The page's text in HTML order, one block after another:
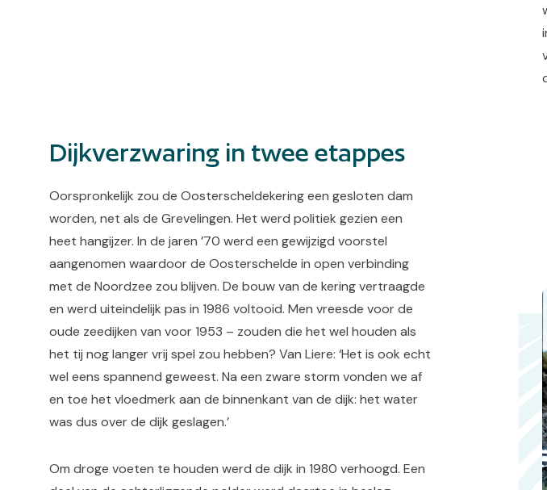
Dijkverzwaring in twee etappes
Oorspronkelijk zou de Oosterscheldekering een gesloten dam
worden, net als de Grevelingen. Het werd politiek gezien een
heet hangijzer. In de jaren ’70 werd een gewijzigd voorstel
aangenomen waardoor de Oosterschelde in open verbinding
met de Noordzee zou blijven. De bouw van de kering vertraagde
en werd uiteindelijk pas in 1986 voltooid. Men vreesde voor de
oude zeedijken van voor 1953 – zouden die het wel houden als
het tij nog langer vrij spel zou hebben? Van Liere: ‘Het is ook echt
wel eens spannend geweest. Na een zware storm vonden we af
en toe het vloedmerk aan de binnenkant van de dijk: het water
was dus over de dijk geslagen.’
Om droge voeten te houden werd de dijk in 1980 verhoogd. Een